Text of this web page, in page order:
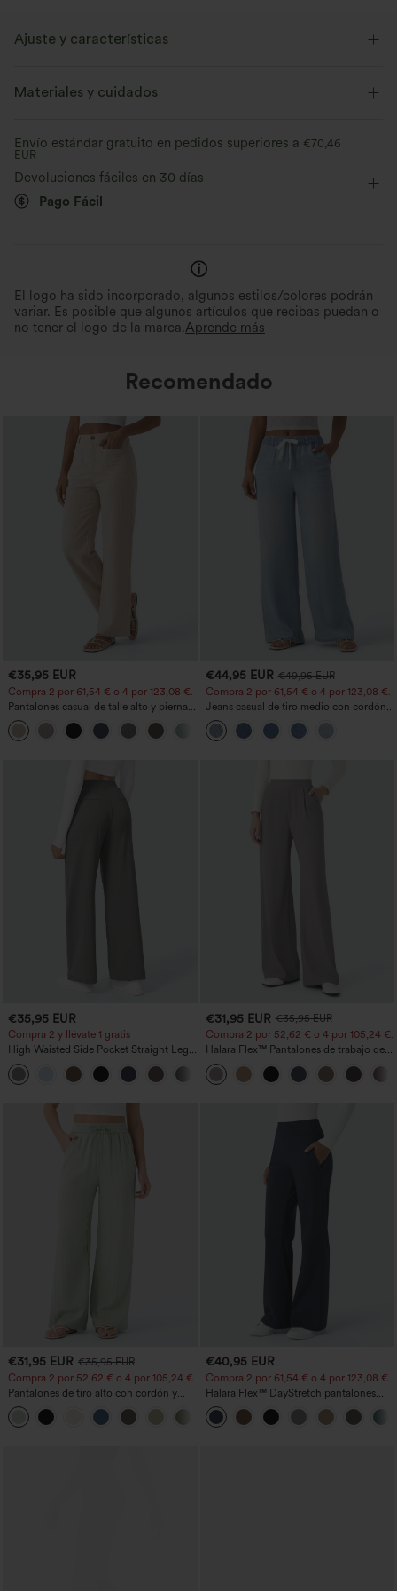
Ajuste y características
Cintura plana Con bolsillos
Estampado de pata de gallo
Materiales y cuidados
Envío estándar gratuito en pedidos superiores a €70,46
EUR
Devoluciones fáciles en 30 días
Pago Fácil
El logo ha sido incorporado, algunos estilos/colores podrán
variar. Es posible que algunos artículos que recibas puedan o
no tener el logo de la marca.Aprende más
Recomendado
€35,95 EUR
Compra 2 por 61,54 € o 4 por 123,08 €.
Pantalones casual de talle alto y pierna
recta con tacto de lino y bolsillos
+5
€44,95 EUR €49,95 EUR
Compra 2 por 61,54 € o 4 por 123,08 €.
Jeans casual de tiro medio con cordón y
bolsillos
€35,95 EUR
Compra 2 y llévate 1 gratis
High Waisted Side Pocket Straight Leg
Work Pants
+23
€31,95 EUR €35,95 EUR
Compra 2 por 52,62 € o 4 por 105,24 €.
Halara Flex™ Pantalones de trabajo de
talle alto, moldeadores del cuerpo, que
estilizan la cintura, con bolsillos, de
pierna ancha en micro‑waffle
€31,95 EUR €35,95 EUR
Compra 2 por 52,62 € o 4 por 105,24 €.
Pantalones de tiro alto con cordón y
bolsillos, pernera ancha, holgados y de
estilo casual con tacto de lino.
+15
€40,95 EUR
Compra 2 por 61,54 € o 4 por 123,08 €.
Halara Flex™ DayStretch pantalones
acampanados de trabajo de tiro medio
con bolsillo lateral con cremallera